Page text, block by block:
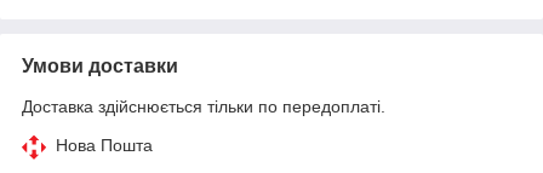
Умови доставки
Доставка здійснюється тільки по передоплаті.
Нова Пошта